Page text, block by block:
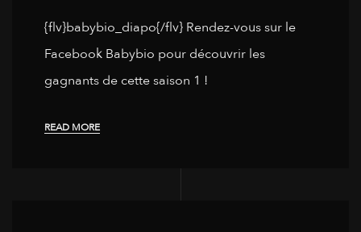
{flv}babybio_diapo{/flv} Rendez-vous sur le
Facebook Babybio pour découvrir les
gagnants de cette saison 1 !
READ MORE